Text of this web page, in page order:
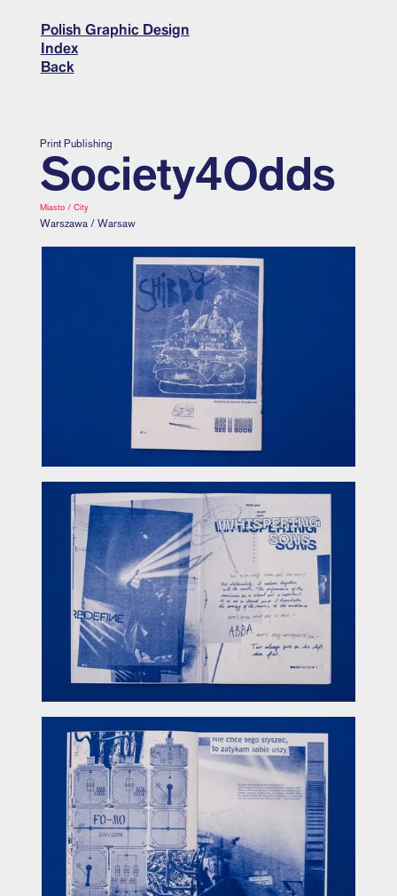
Polish Graphic Design
Index
Back
Print Publishing
Society4Odds
Miasto / City
Warszawa / Warsaw